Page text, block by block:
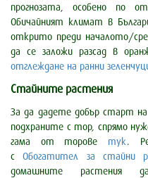
прогнозата, особено по
Обичайният климат в
открито преди началото/
да се заложи разсад в
отглеждане на ранни
Стайните растения
За да дадете добър старт
подхраните с тор, спрямо
гама от торове тук.
сОбогатител за стайни
домашните растения